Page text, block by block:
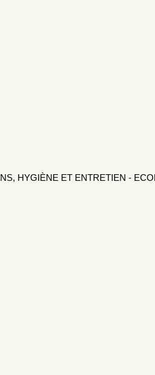
HYGIÈNE ET ENTRETIEN -